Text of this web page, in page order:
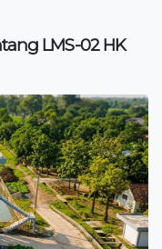
LMS-02 HK